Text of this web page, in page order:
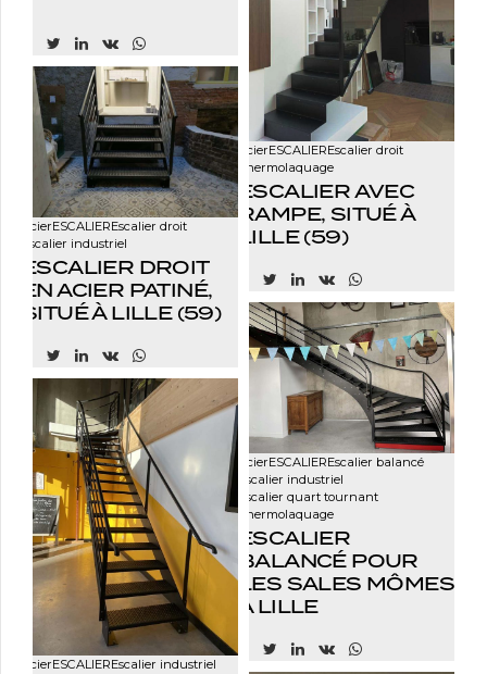
AcierESCALIEREscalier droit
Thermolaquage
ESCALIER AVEC
RAMPE, SITUÉ À
LILLE (59)
AcierESCALIEREscalier droit
Escalier industriel
ESCALIER DROIT
EN ACIER PATINÉ,
SITUÉ À LILLE (59)
AcierESCALIEREscalier balancé
Escalier industriel
Escalier quart tournant
Thermolaquage
ESCALIER
BALANCÉ POUR
LES SALES MÔMES
À LILLE
AcierESCALIEREscalier industriel